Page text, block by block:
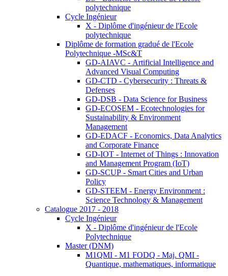
polytechnique
Cycle Ingénieur
X - Diplôme d'ingénieur de l'Ecole
polytechnique
Diplôme de formation gradué de l'Ecole
Polytechnique -MSc&T
GD-AIAVC - Artificial Intelligence and
Advanced Visual Computing
GD-CTD - Cybersecurity : Threats &
Defenses
GD-DSB - Data Science for Business
GD-ECOSEM - Ecotechnologies for
Sustainability & Environment
Management
GD-EDACF - Economics, Data Analytics
and Corporate Finance
GD-IOT - Internet of Things : Innovation
and Management Program (IoT)
GD-SCUP - Smart Cities and Urban
Policy
GD-STEEM - Energy Environment :
Science Technology & Management
Catalogue 2017 - 2018
Cycle Ingénieur
X - Diplôme d'ingénieur de l'Ecole
Polytechnique
Master (DNM)
M1QMI - M1 FODQ - Maj. QMI -
Quantique, mathematiques, informatique